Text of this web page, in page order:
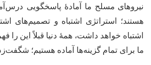
نیروهای مسلح ما آمادهٔ پاسخگویی
هستند؛ استراتژی اشتباه و تصمیم‌های
اشتباه خواهد داشت، همهٔ دنیا قبلاً این را
ما برای تمام گزینه‌ها آماده هستیم؛